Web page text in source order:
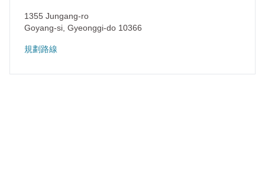
1355 Jungang-ro
Goyang-si Gyeonggi-do 10366
規劃路線